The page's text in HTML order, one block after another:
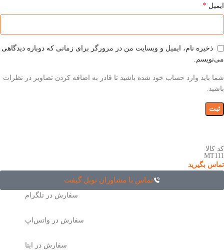
ایمیل *
ذخیره نام، ایمیل و وبسایت من در مرورگر برای زمانی که دوباره دیدگاهی
می‌نویسم.
شما باید وارد حساب خود شده باشید تا قادر به اضافه کردن تصاویر در نظرات
باشید.
کد کالا
MT111
تماس بگیرید
تماس با مشاوران نوبل گیفت
سفارش در تلگرام
سفارش در واتس‌اپ
سفارش در ایتا